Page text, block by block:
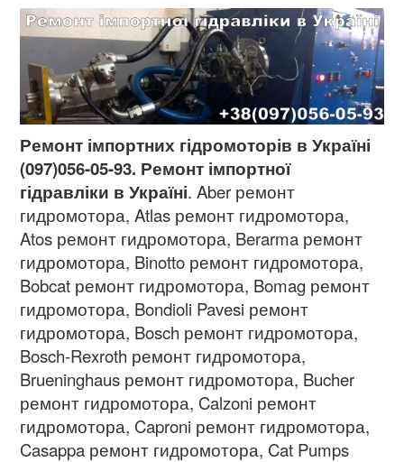
Ремонт імпортних гідромоторів в Україні
(097)056-05-93. Ремонт імпортної
гідравліки в Україні. Aber ремонт
гидромотора, Atlas ремонт гидромотора,
Atos ремонт гидромотора, Berarma ремонт
гидромотора, Binotto ремонт гидромотора,
Bobcat ремонт гидромотора, Bomag ремонт
гидромотора, Bondioli Pavesi ремонт
гидромотора, Bosch ремонт гидромотора,
Bosch-Rexroth ремонт гидромотора,
Brueninghaus ремонт гидромотора, Bucher
ремонт гидромотора, Calzoni ремонт
гидромотора, Caproni ремонт гидромотора,
Casappa ремонт гидромотора, Cat Pumps